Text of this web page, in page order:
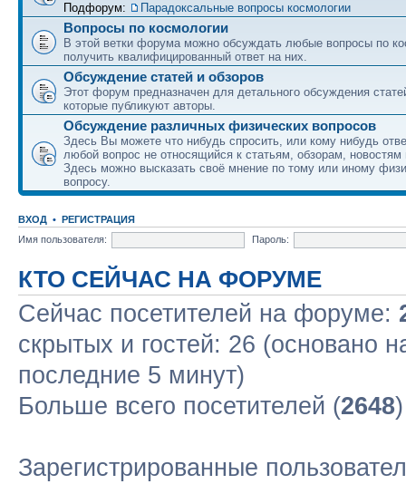
Подфорум: Парадоксальные вопросы космологии
Вопросы по космологии
В этой ветки форума можно обсуждать любые вопросы по
получить квалифицированный ответ на них.
Обсуждение статей и обзоров
Этот форум предназначен для детального обсуждения
которые публикуют авторы.
Обсуждение различных физических вопросов
Здесь Вы можете что нибудь спросить, или кому нибудь
любой вопрос не относящийся к статьям, обзорам, новостям
Здесь можно высказать своё мнение по тому или иному
вопросу.
ВХОД • РЕГИСТРАЦИЯ
Имя пользователя:
Пароль:
КТО СЕЙЧАС НА ФОРУМЕ
Сейчас посетителей на форуме:
скрытых и гостей: 26 (основано
последние 5 минут)
Больше всего посетителей (2648
Зарегистрированные